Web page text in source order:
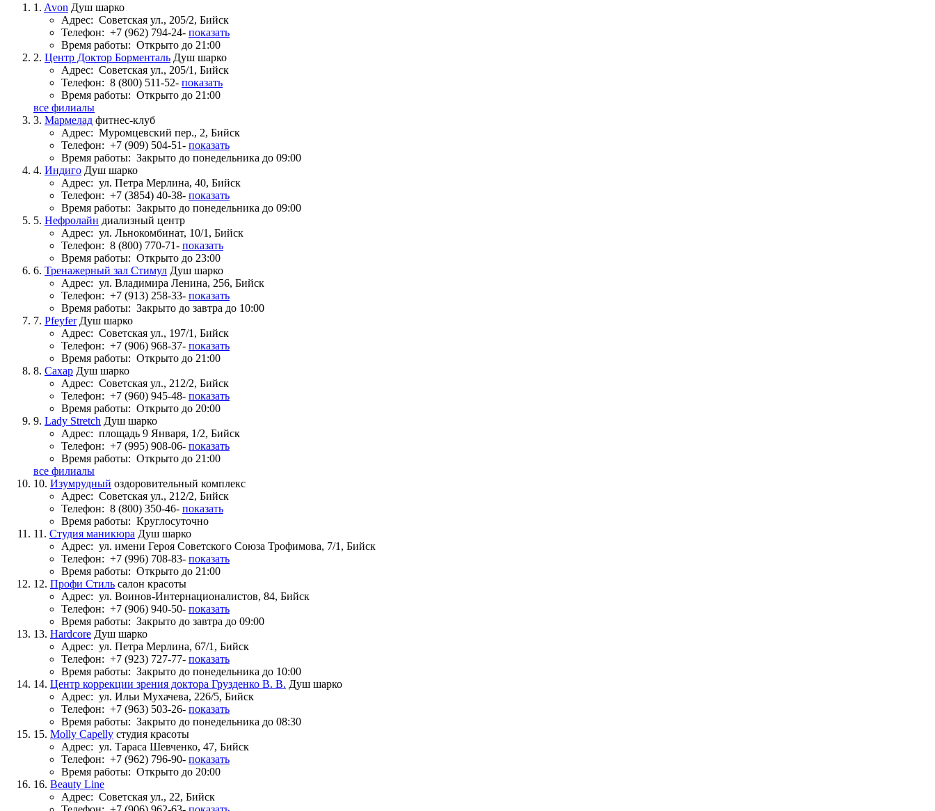
1. Avon Душ шарко
Адрес: Советская ул., 205/2, Бийск
Телефон: +7 (962) 794-24- показать
Время работы: Открыто до 21:00
2. Центр Доктор Борменталь Душ шарко
Адрес: Советская ул., 205/1, Бийск
Телефон: 8 (800) 511-52- показать
Время работы: Открыто до 21:00
все филиалы
3. Мармелад фитнес-клуб
Адрес: Муромцевский пер., 2, Бийск
Телефон: +7 (909) 504-51- показать
Время работы: Закрыто до понедельника до 09:00
4. Индиго Душ шарко
Адрес: ул. Петра Мерлина, 40, Бийск
Телефон: +7 (3854) 40-38- показать
Время работы: Закрыто до понедельника до 09:00
5. Нефролайн диализный центр
Адрес: ул. Льнокомбинат, 10/1, Бийск
Телефон: 8 (800) 770-71- показать
Время работы: Открыто до 23:00
6. Тренажерный зал Стимул Душ шарко
Адрес: ул. Владимира Ленина, 256, Бийск
Телефон: +7 (913) 258-33- показать
Время работы: Закрыто до завтра до 10:00
7. Pfeyfer Душ шарко
Адрес: Советская ул., 197/1, Бийск
Телефон: +7 (906) 968-37- показать
Время работы: Открыто до 21:00
8. Сахар Душ шарко
Адрес: Советская ул., 212/2, Бийск
Телефон: +7 (960) 945-48- показать
Время работы: Открыто до 20:00
9. Lady Stretch Душ шарко
Адрес: площадь 9 Января, 1/2, Бийск
Телефон: +7 (995) 908-06- показать
Время работы: Открыто до 21:00
все филиалы
10. Изумрудный оздоровительный комплекс
Адрес: Советская ул., 212/2, Бийск
Телефон: 8 (800) 350-46- показать
Время работы: Круглосуточно
11. Студия маникюра Душ шарко
Адрес: ул. имени Героя Советского Союза Трофимова, 7/1, Бийск
Телефон: +7 (996) 708-83- показать
Время работы: Открыто до 21:00
12. Профи Стиль салон красоты
Адрес: ул. Воинов-Интернационалистов, 84, Бийск
Телефон: +7 (906) 940-50- показать
Время работы: Закрыто до завтра до 09:00
13. Hardcore Душ шарко
Адрес: ул. Петра Мерлина, 67/1, Бийск
Телефон: +7 (923) 727-77- показать
Время работы: Закрыто до понедельника до 10:00
14. Центр коррекции зрения доктора Грузденко В. В. Душ шарко
Адрес: ул. Ильи Мухачева, 226/5, Бийск
Телефон: +7 (963) 503-26- показать
Время работы: Закрыто до понедельника до 08:30
15. Molly Capelly студия красоты
Адрес: ул. Тараса Шевченко, 47, Бийск
Телефон: +7 (962) 796-90- показать
Время работы: Открыто до 20:00
16. Beauty Line
Адрес: Советская ул., 22, Бийск